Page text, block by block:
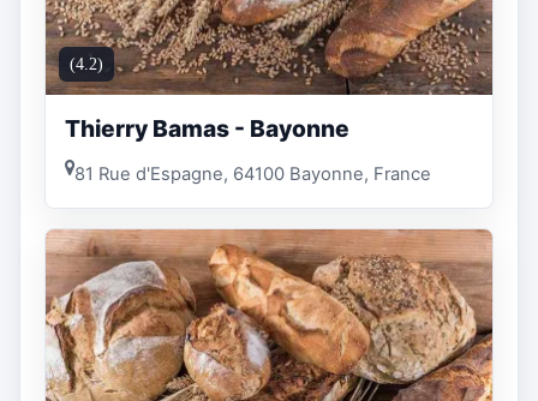
(4.2)
Thierry Bamas - Bayonne
81 Rue d'Espagne, 64100 Bayonne, France